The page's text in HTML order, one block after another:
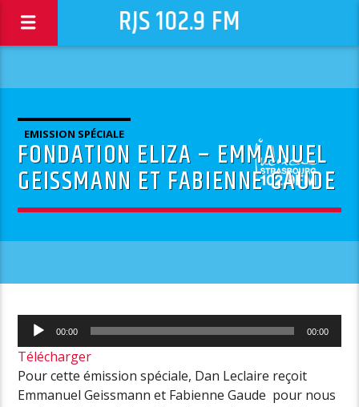
RJS 102.9 FM
EMISSION SPÉCIALE
FONDATION ELIZA – EMMANUEL
GEISSMANN ET FABIENNE GAUDE
Lecteur
audio
00:00 00:00
Télécharger
Pour cette émission spéciale, Dan Leclaire reçoit
Emmanuel Geissmann et Fabienne Gaude pour nous